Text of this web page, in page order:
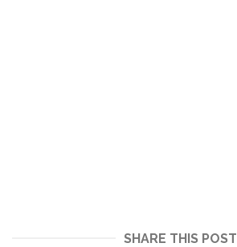
SHARE THIS POST